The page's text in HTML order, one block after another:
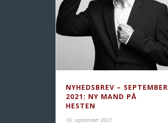
NYHEDSBREV – SEPTEMBER
2021: NY MAND PÅ
HESTEN
16. september 2021